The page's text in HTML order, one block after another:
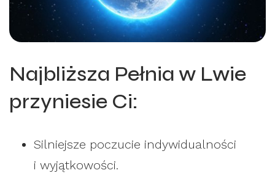
Najbliższa Pełnia w Lwie
przyniesie Ci:
Silniejsze poczucie indywidualności
i wyjątkowości.